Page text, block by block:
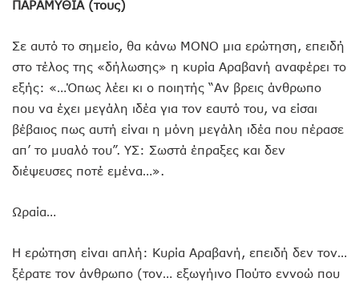
ΠΑΡΑΜΥΘΙΑ (τους)
Σε αυτό το σημείο, θα κάνω ΜΟΝΟ μια ερώτηση, επειδή
στο τέλος της «δήλωσης» η κυρία Αραβανή αναφέρει το
εξής: «…Όπως λέει κι ο ποιητής “Αν βρεις άνθρωπο
που να έχει μεγάλη ιδέα για τον εαυτό του, να είσαι
βέβαιος πως αυτή είναι η μόνη μεγάλη ιδέα που πέρασε
απ’ το μυαλό του”. ΥΣ: Σωστά έπραξες και δεν
διέψευσες ποτέ εμένα…».
Ωραία…
Η ερώτηση είναι απλή: Κυρία Αραβανή, επειδή δεν τον…
ξέρατε τον άνθρωπο (τον… εξωγήινο Πούτο εννοώ που